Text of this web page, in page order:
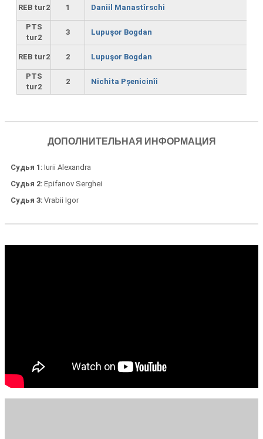
REB tur2 1 Daniil Manastîrschi
PTS
tur2
3 Lupuşor Bogdan
REB tur2 2 Lupuşor Bogdan
PTS
tur2
2 Nichita Pșenicinîi
ДОПОЛНИТЕЛЬНАЯ ИНФОРМАЦИЯ
Судья 1 Iurii Alexandra
Судья 2 Epifanov Serghei
Судья 3 Vrabii Igor